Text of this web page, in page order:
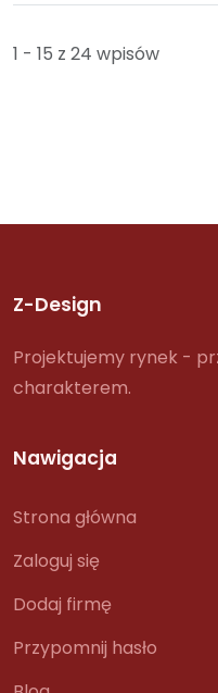
1 - 15 z 24 wpisów
Z-Design
Projektujemy rynek -
charakterem.
Nawigacja
Strona główna
Zaloguj się
Dodaj firmę
Przypomnij hasło